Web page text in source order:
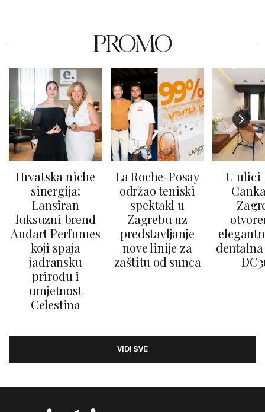
PROMO
Hrvatska niche
sinergija:
Lansiran
luksuzni brend
Andart Perfumes
koji spaja
jadransku
prirodu i
umjetnost
Celestina
La Roche-Posay
održao teniski
spektakl u
Zagrebu uz
predstavljanje
nove linije za
zaštitu od sunca
U ulici
VIDI SVE